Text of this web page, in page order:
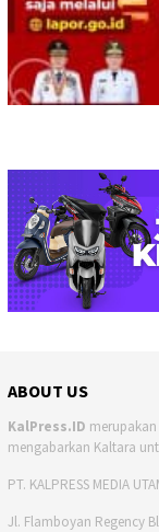
ABOUT US
KalPress.ID
mengabarkan Kaltara
PT. KALPRESS MEDIA
Jl. Flamboyan Regency